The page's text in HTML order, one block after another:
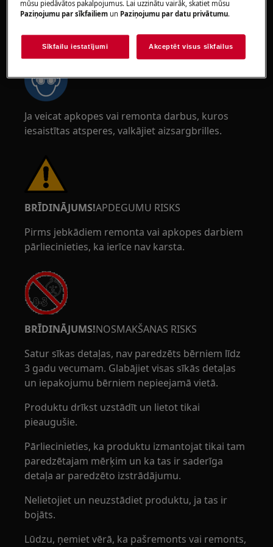
BRĪDINĀJUMS!ACU TRAUMAS RISKS
Ja veicat apkopes vai remonta darbus, kuros
iesaistītas atsperes, valkājiet aizsargbrilles.
BRĪDINĀJUMS!APDEGUMU RISKS
Pirms jebkādiem remonta vai apkopes darbiem
pārliecinieties, ka ierīce nav karsta.
BRĪDINĀJUMS!NOSMAKŠANAS RISKS
Satur sīkas detaļas, nav paredzēts bērniem līdz
3 gadu vecumam. Glabājiet visas sīkās detaļas
un iepakojumu bērniem nepieejamā vietā.
Produktu drīkst uzstādīt un lietot tikai
pieaugušie.
Pārliecinieties, ka produktu izmantojat tikai tam
paredzētajam mērķim un ka tas ir saderīga
detaļa ar paredzēto izstrādājumu.
Nelietojiet un neuzstādiet produktu, ja tas ir
bojāts.
Lūdzu, ņemiet vērā, ka pašremonts vai remonts,
mūsu piedāvātos pakalpojumus. Lai uzzinātu vairāk, skatiet mūsu
Paziņojumu par sīkfailiem un Paziņojumu par datu privātumu.
Sīkfailu iestatījumi Akceptēt visus sīkfailus